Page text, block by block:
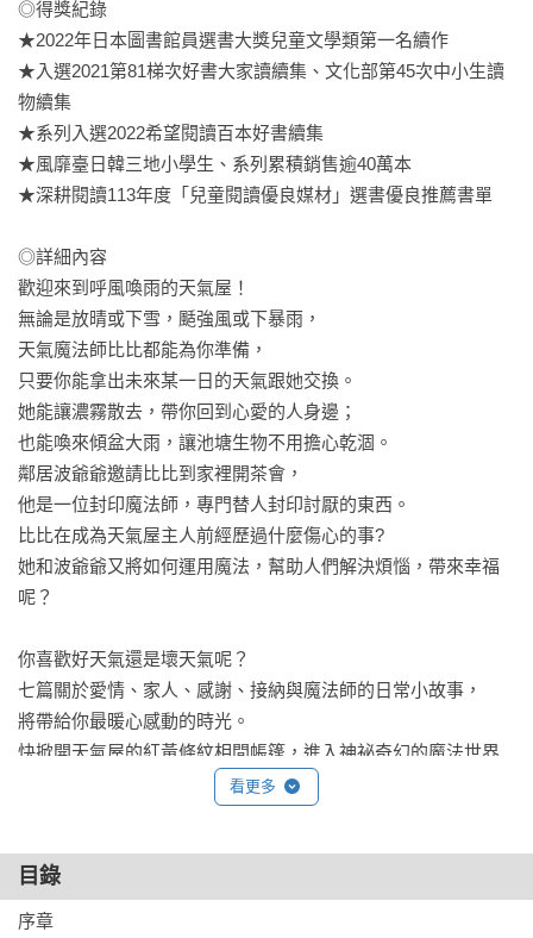
◎得獎紀錄
★2022年日本圖書館員選書大獎兒童文學類第一名續作
★入選2021第81梯次好書大家讀續集、文化部第45次中小生讀
物續集
★系列入選2022希望閱讀百本好書續集
★風靡臺日韓三地小學生、系列累積銷售逾40萬本
★深耕閱讀113年度「兒童閱讀優良媒材」選書優良推薦書單
◎詳細內容
歡迎來到呼風喚雨的天氣屋！
無論是放晴或下雪，颳強風或下暴雨，
天氣魔法師比比都能為你準備，
只要你能拿出未來某一日的天氣跟她交換。
她能讓濃霧散去，帶你回到心愛的人身邊；
也能喚來傾盆大雨，讓池塘生物不用擔心乾涸。
鄰居波爺爺邀請比比到家裡開茶會，
他是一位封印魔法師，專門替人封印討厭的東西。
比比在成為天氣屋主人前經歷過什麼傷心的事?
她和波爺爺又將如何運用魔法，幫助人們解決煩惱，帶來幸福
呢？
你喜歡好天氣還是壞天氣呢？
七篇關於愛情、家人、感謝、接納與魔法師的日常小故事，
將帶給你最暖心感動的時光。
快掀開天氣屋的紅黃條紋相間帳篷，進入神祕奇幻的魔法世界
特色1.神祕而奇幻的魔法商店：風靡日、韓、臺暢銷作者廣嶋玲
子筆下最神祕的魔法商店：走進這條不可思議的魔法街，看魔
看更多
目錄
序章